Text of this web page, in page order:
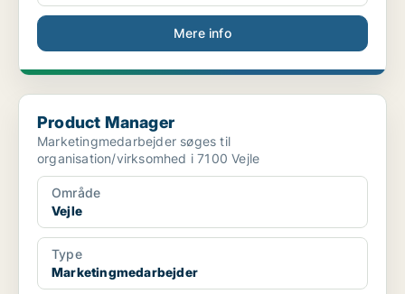
Mere info
Product Manager
Product Manager
Marketingmedarbejder søges til
organisation/virksomhed i 7100 Vejle
Område
Vejle
Type
Marketingmedarbejder